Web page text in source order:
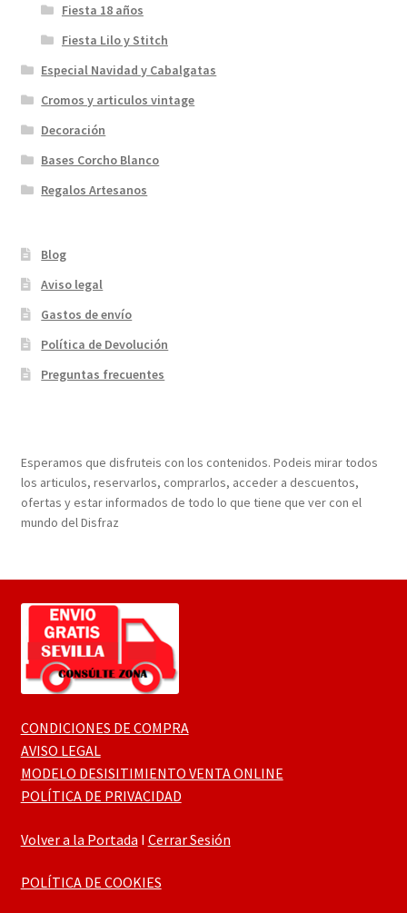
Fiesta 18 años
Fiesta Lilo y Stitch
Especial Navidad y Cabalgatas
Cromos y articulos vintage
Decoración
Bases Corcho Blanco
Regalos Artesanos
Blog
Aviso legal
Gastos de envío
Política de Devolución
Preguntas frecuentes
Esperamos que disfruteis con los contenidos. Podeis mirar todos
los articulos, reservarlos, comprarlos, acceder a descuentos,
ofertas y estar informados de todo lo que tiene que ver con el
mundo del Disfraz
CONDICIONES DE COMPRA
AVISO LEGAL
MODELO DESISITIMIENTO VENTA ONLINE
POLÍTICA DE PRIVACIDAD
Volver a la Portada I Cerrar Sesión
POLÍTICA DE COOKIES